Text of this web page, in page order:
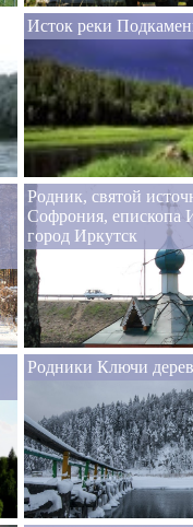
Исток реки
Родник, святой
Софрония, епископа
город Иркутск
Родники Ключи